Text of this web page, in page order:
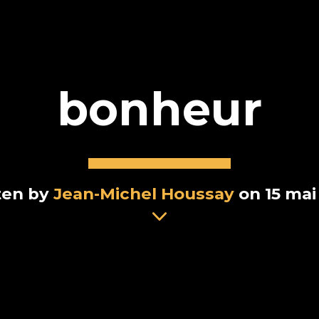
bonheur
by Jean-Michel Houssayon 15